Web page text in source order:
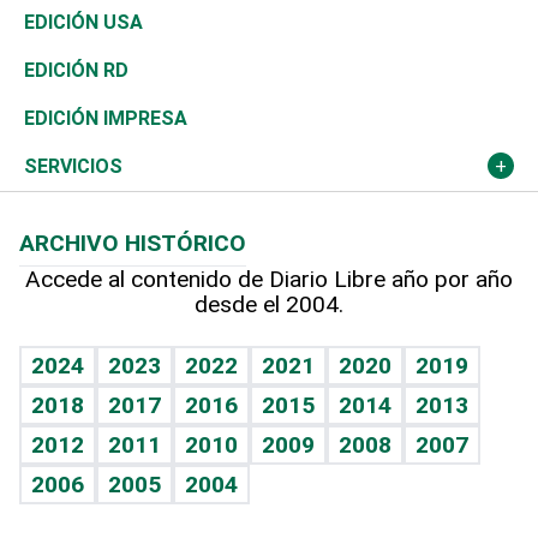
Reportajes
África
Ocenanía
Caribe
Resto del mundo
Vivienda
Telecom.
Global y variable
Economía personal
Buena Vida
Sociales
Novedades
Podcast Arte Libre
Hablando con el pediatra
Vida y familia
Eñe
Celebrando la vida
Sin complejos
Ciclismo
Tenis
Olimpismo
Más deportes
Línea de hit
TBT Deportivo
En Directo
El Espía
Noticiero Poteleche
Columnistas
Tecnología
Historia
Martes de tecnología
Cambio climático
Economía
Revista
Deportes
Opinión
Hecho en casa
Guía del dinero
EDICIÓN USA
EDICIÓN RD
EDICIÓN IMPRESA
SERVICIOS
Cumpleaños
Horóscopos
Crucigramas
ARCHIVO HISTÓRICO
Accede al contenido de Diario Libre año por año
desde el 2004.
2024 2023 2022 2021 2020
2019
2018
2017 2016 2015 2014
2013
2012
2011 2010 2009 2008
2007
2006
2005 2004